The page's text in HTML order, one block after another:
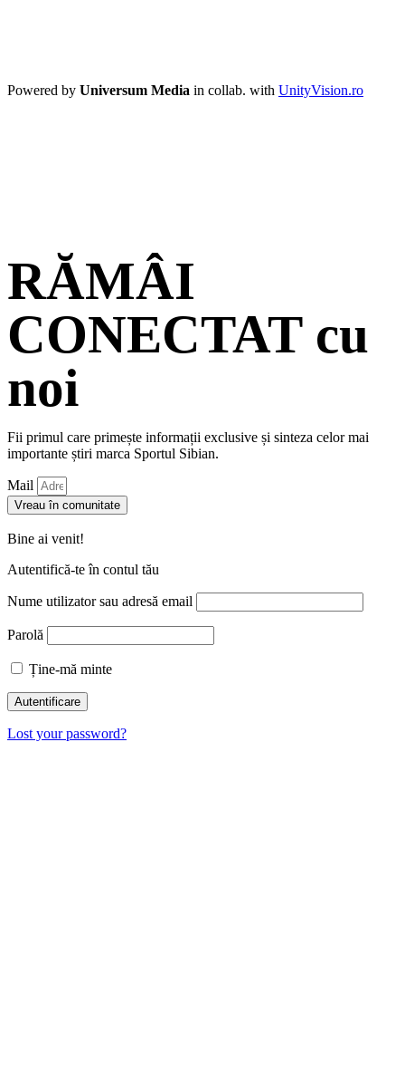
Powered by Universum Media in collab. with UnityVision.ro
RĂMÂI
CONECTAT cu
noi
Fii primul care primește informații exclusive și sinteza celor mai
importante știri marca Sportul Sibian.
Mail
Vreau în comunitate
Bine ai venit!
Autentifică-te în contul tău
Nume utilizator sau adresă email
Parolă
Ține-mă minte
Lost your password?